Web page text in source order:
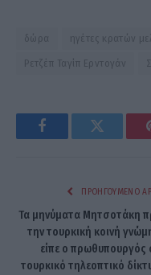
δώρα ηγέτες κρατών
Ρετζέπ Ταγίπ Ερντογάν
FacebookTwitter
ΠΡΟΗΓΟΎΜΕΝΟ
Τα μηνύματα Μητσοτάκη
την τουρκική κοινή
είπε ο πρωθυπουργός
τουρκικό τηλεοπτικό